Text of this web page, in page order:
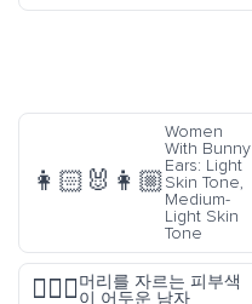
👩🏻‍🐰‍👩🏼
Women
With Bunny
Ears: Light
Skin Tone,
Medium-
Light Skin
Tone
💇🏿‍♂️머리를 자르는 피부색
이 어두운 남자